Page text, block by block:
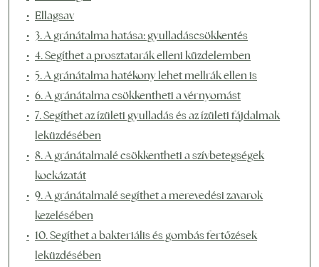
Ellagsav
3. A gránátalma hatása: gyulladáscsökkentés
4. Segíthet a prosztatarák elleni küzdelemben
5. A gránátalma hatékony lehet mellrák ellen is
6. A gránátalma csökkentheti a vérnyomást
7. Segíthet az ízületi gyulladás és az ízületi fájdalmak
leküzdésében
8. A gránátalmalé csökkentheti a szívbetegségek
kockázatát
9. A gránátalmalé segíthet a merevedési zavarok
kezelésében
10. Segíthet a bakteriális és gombás fertőzések
leküzdésében